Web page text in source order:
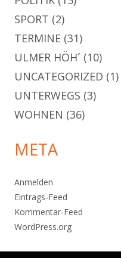
SPORT (2)
TERMINE (31)
ULMER HÖH´ (10)
UNCATEGORIZED (1)
UNTERWEGS (3)
WOHNEN (36)
META
Anmelden
Eintrags-Feed
Kommentar-Feed
WordPress.org